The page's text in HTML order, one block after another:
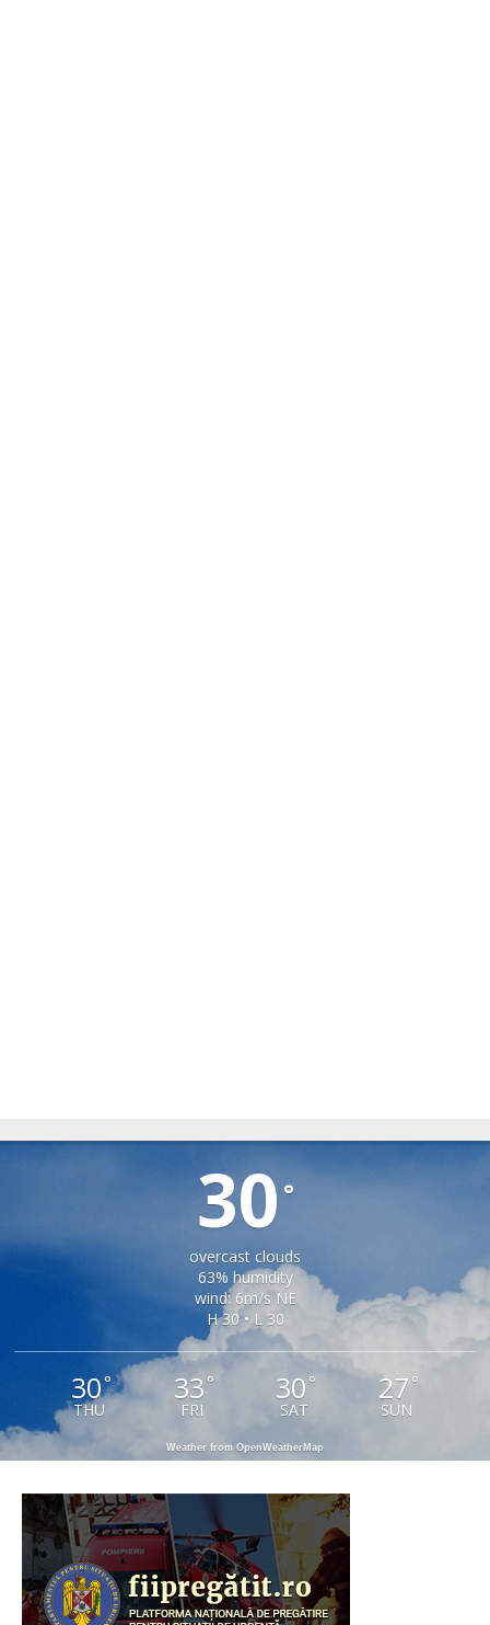
30°
overcast clouds
63% humidity
wind: 6m/s NE
H 30 • L 30
30°
THU
33 °
FRI
30 °
SAT
27 °
SUN
Weather from OpenWeatherMap